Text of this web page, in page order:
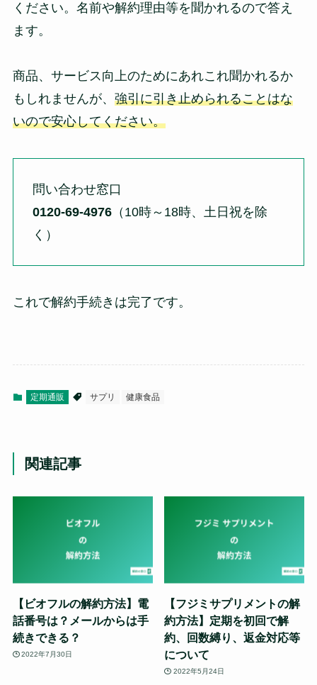
ください。名前や解約理由等を聞かれるので答え
ます。
商品、サービス向上のためにあれこれ聞かれるか
もしれませんが、 強引に引き止められることはな
いので安心してください。
問い合わせ窓口
0120-69-4976（10時～18時、土日祝を除
く）
これで解約手続きは完了です。
定期通販 サプリ 健康食品
関連記事
【ビオフルの解約方法】電
話番号は？メールからは手
続きできる？
2022年7月30日
【フジミサプリメントの解
約方法】定期を初回で解
約、回数縛り、返金対応等
について
2022年5月24日